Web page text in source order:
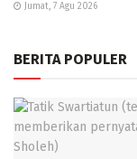
Jumat, 7 Agu 2026
BERITA POPULER